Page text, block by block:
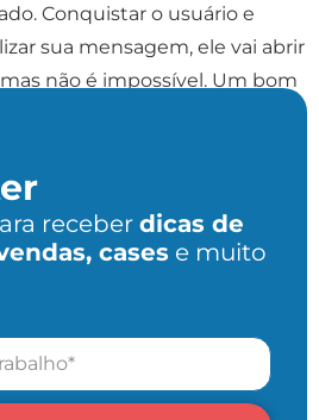
Conquistar o usuário e
sua mensagem, ele vai abrir
não é impossível. Um bom
para garantir que a […]
receber dicas de
cases e muito